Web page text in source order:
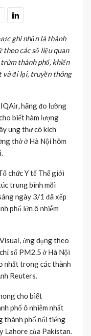
ghi nhận là thành
theo các số liệu quan
thành phố, khiến
và đi lại, truyền thông
hãng đo lường
biết hàm lượng
ung thư có kích
thở ở Hà Nội hôm
chức Y tế Thế giới
trung bình mỗi
ngày 3/1 đã xếp
phố lớn ô nhiễm
ứng dụng theo
số PM2.5 ở Hà Nội
nhất trong các thành
Reuters.
cho biết
phố ô nhiễm nhất
thành phố nổi tiếng
Lahore của Pakistan.